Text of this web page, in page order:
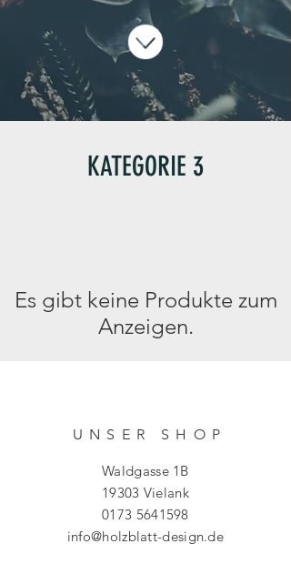
KATEGORIE 3
Es gibt keine Produkte zum
Anzeigen.
UNSER SHO P
Waldgasse 1B
19303 Vielank
0173 5641598
info@holzblatt-design.de